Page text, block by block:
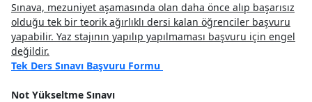
Sınava, mezuniyet aşamasında olan daha önce alıp başarısız
olduğu tek bir teorik ağırlıklı dersi kalan öğrenciler başvuru
yapabilir. Yaz stajının yapılıp yapılmaması başvuru için engel
değildir.
Tek Ders Sınavı Başvuru Formu
Not Yükseltme Sınavı